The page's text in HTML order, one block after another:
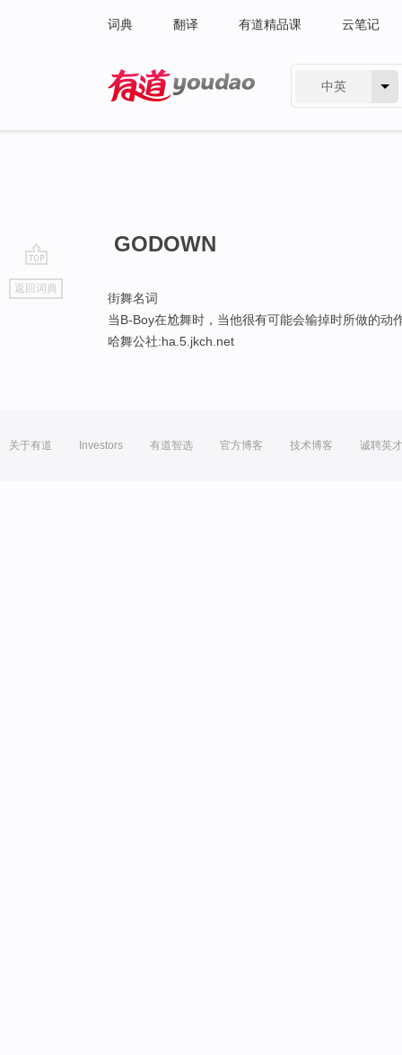
词典 翻译 有道精品课 云笔记
中英
go
top
返回词典
GODOWN
街舞名词
当B-Boy在尬舞时，当他很有可能会输掉时所做的动
哈舞公社:ha.5.jkch.net
关于有道 Investors 有道智选 官方博客 技术博客 诚聘英才